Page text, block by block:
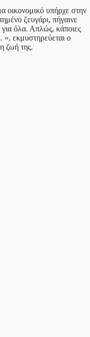
οικονομικό υπήρχε στην
ζευγάρι, πήγαινε
όλα. Απλώς, κάποιες
», εκμυστηρεύεται ο
ζωή της.